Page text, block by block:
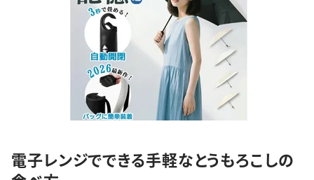
電子レンジでできる手軽なとうもろこしの